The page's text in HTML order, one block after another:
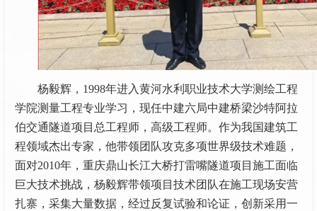
杨毅辉，1998年进入黄河水利职业技术大学测绘工程
学院测量工程专业学习，现任中建六局中建桥梁沙特阿拉
伯交通隧道项目总工程师，高级工程师。作为我国建筑工
程领域杰出专家，他带领团队攻克多项世界级技术难题，
面对2010年，重庆鼎山长江大桥打雷嘴隧道项目施工面临
巨大技术挑战，杨毅辉带领项目技术团队在施工现场安营
扎寨，采集大量数据，经过反复试验和论证，创新采用一